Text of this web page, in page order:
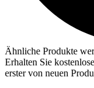
Ähnliche Produkte
Erhalten Sie
erster von neuen